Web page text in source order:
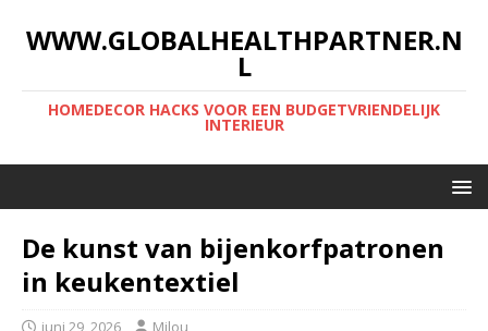
WWW.GLOBALHEALTHPARTNER.N
L
HOMEDECOR HACKS VOOR EEN BUDGETVRIENDELIJK
INTERIEUR
De kunst van bijenkorfpatronen
in keukentextiel
juni 29, 2026 Milou